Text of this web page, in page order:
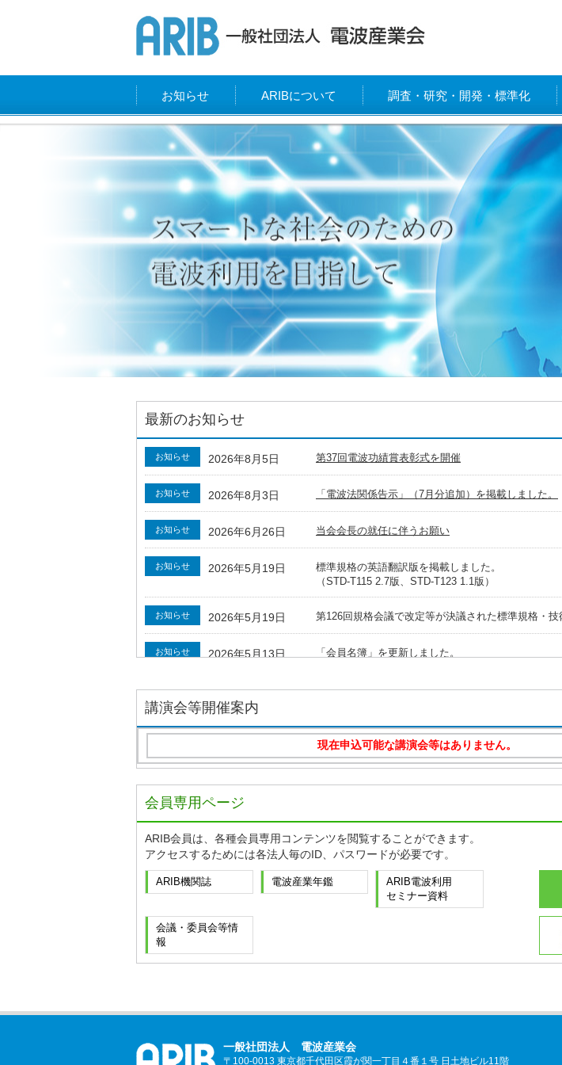
お知らせ ARIBについて 調査・研究・開発・標準化
最新のお知らせ
お知らせ 2026年8月5日 第37回電波功績賞表彰式を開催
お知らせ 2026年8月3日 「電波法関係告示」（7月分追加）を掲載しました。
お知らせ 2026年6月26日 当会会長の就任に伴うお願い
お知らせ 2026年5月19日
標準規格の英語翻訳版を掲載しました。
（STD-T115 2.7版、STD-T123 1.1版）
お知らせ 2026年5月19日 第126回規格会議で改定等が決議された標準規格・技
お知らせ 2026年5月13日 「会員名簿」を更新しました。
イベント 2026年4月21日 第126回規格会議を開催しました。(2026年4月16日開
お知らせ 2026年4月3日
標準規格の英語翻訳版を掲載しました。
(RCR STD-38 4.0版）
(ARIB STD-T98 2.0版）
お知らせ 2026年1月8日
標準規格の英語翻訳版を掲載しました。
(ARIB STD-T69 4.0版）
イベント 2025年9月30日 「CEATEC 2025」出展概要を掲載しました。
講演会等開催案内
会員専用ページ
ARIB会員は、各種会員専用コンテンツを閲覧することができます。
アクセスするためには各法人毎のID、パスワードが必要です。
ARIB機関誌 電波産業年鑑
ARIB電波利用
セミナー資料
会議・委員会等情
報
一般社団法人 電波産業会
〒100-0013 東京都千代田区霞が関一丁目４番１号 日土地ビル11階